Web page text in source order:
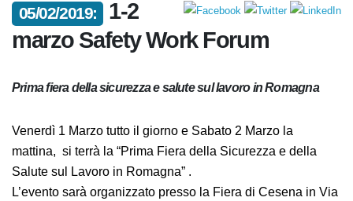
05/02/2019:
1-2
marzo Safety Work Forum
Prima fiera della sicurezza e salute sul lavoro in Romagna
Venerdì 1 Marzo tutto il giorno e Sabato 2 Marzo la
mattina, si terrà la “Prima Fiera della Sicurezza e della
Salute sul Lavoro in Romagna” .
L’evento sarà organizzato presso la Fiera di Cesena in